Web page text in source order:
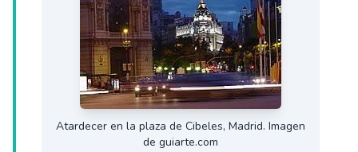
Atardecer en la plaza de Cibeles, Madrid. Imagen
de guiarte.com